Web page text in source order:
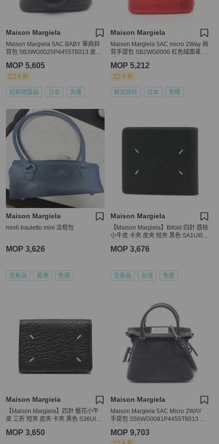
Maison Margiela
Maison Margiela 5AC BABY 單肩斜
背包 SB3WG0025P4455T8013 皮革
MOP 5,605
9 折
近新閒置品 日本 免運
Maison Margiela
Maison Margiela 5AC micro 2Way 肩
背手提包 SB2WG0006 紅色絨面革 二
MOP 5,212
9 折
狀況良好 日本 免運
Maison Margiela
mm6 bauletto mini 法棍包
MOP 3,626
全新品 香港 免運
Maison Margiela
【Maison Margiela】Bifold 四針 荔枝
小牛皮 卡夾 皮夾 短夾 黑色 SA1UI00
MOP 3,676
全新品 台灣 免運
Maison Margiela
【Maison Margiela】四針 壓花小牛
皮 三折 短夾 皮夾 卡夾 黑色 S36UI04
MOP 3,650
Maison Margiela
Maison Margiela 5AC Micro 2WAY
手提包 S56WG0081P4455T8013 黑
MOP 9,703